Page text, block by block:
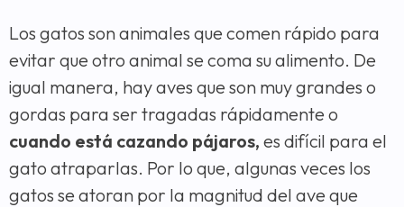
Los gatos son animales que comen rápido para
evitar que otro animal se coma su alimento. De
igual manera, hay aves que son muy grandes o
gordas para ser tragadas rápidamente o
cuando está cazando pájaros, es difícil para el
gato atraparlas. Por lo que, algunas veces los
gatos se atoran por la magnitud del ave que